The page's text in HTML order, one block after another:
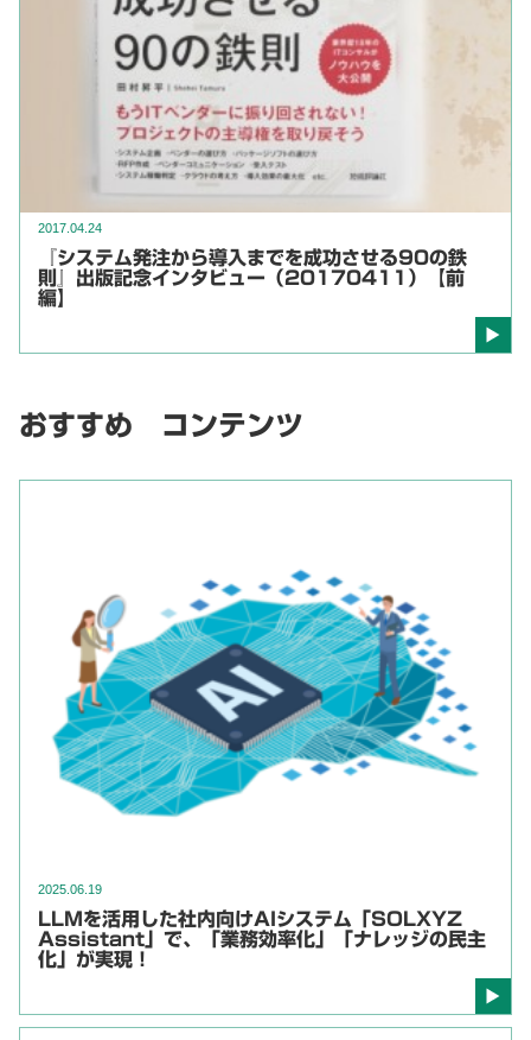
2017.04.24
『システム発注から導入までを成功させる90の鉄
則』出版記念インタビュー（20170411）【前
編】
おすすめ コンテンツ
2025.06.19
LLMを活用した社内向けAIシステム「SOLXYZ
Assistant」で、「業務効率化」「ナレッジの民主
化」が実現！